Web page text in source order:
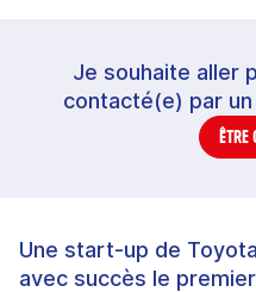
Je souhaite aller
contacté(e) par
ÊTRE
Une start-up de
avec succès le